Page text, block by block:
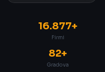
16.877+
Firmi
82+
Gradova